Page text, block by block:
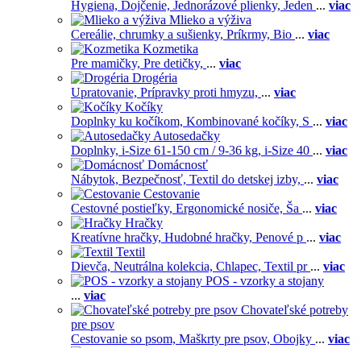
Hygiena, Dojčenie, Jednorázové plienky, Jeden ... viac
Mlieko a výživa
Cereálie, chrumky a sušienky, Príkrmy, Bio ... viac
Kozmetika
Pre mamičky, Pre detičky, ... viac
Drogéria
Upratovanie, Prípravky proti hmyzu, ... viac
Kočíky
Doplnky ku kočíkom, Kombinované kočíky, S ... viac
Autosedačky
Doplnky, i-Size 61-150 cm / 9-36 kg, i-Size 40 ... viac
Domácnosť
Nábytok, Bezpečnosť, Textil do detskej izby, ... viac
Cestovanie
Cestovné postieľky, Ergonomické nosiče, Ša ... viac
Hračky
Kreatívne hračky, Hudobné hračky, Penové p ... viac
Textil
Dievča, Neutrálna kolekcia, Chlapec, Textil pr ... viac
POS - vzorky a stojany
... viac
Chovateľské potreby
pre psov
Cestovanie so psom, Maškrty pre psov, Obojky ... viac